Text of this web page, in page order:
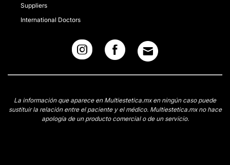
Suppliers
International Doctors
La información que aparece en Multiestetica.mx en ningún caso puede
sustituir la relación entre el paciente y el médico. Multiestetica.mx no hace
apología de un producto comercial o de un servicio.